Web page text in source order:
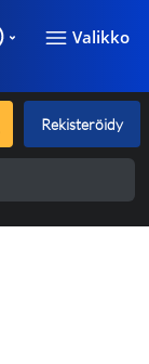
Valikko
Rekisteröidy